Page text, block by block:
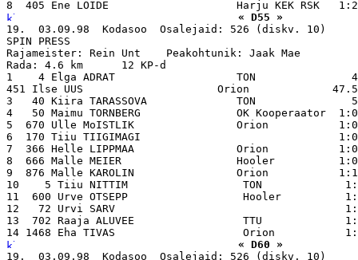
« D55 »
19.  03.09.98  Kodasoo  Osalejaid: 526 (diskv. 10)
SPIN PRESS
Rajameister: Rein Unt    Peakohtunik: Jaak Mae
Rada: 4.6 km      12 KP-d
1    4 Elga ADRAT                   TON
451 Ilse UUS                     Orion             47.57
3   40 Kiira TARASSOVA              TON
4   50 Maimu TORNBERG               OK Kooperaator
5  670 Ulle MoISTLIK                Orion
6  170 Tiiu TIIGIMAGI
7  366 Helle LIPPMAA                Orion
8  666 Malle MEIER                  Hooler
9  876 Malle KAROLIN                Orion
10    5 Tiiu NITTIM                  TON
11  600 Urve OTSEPP                  Hooler
12   72 Urvi SARV
13  702 Raaja ALUVEE                 TTU
« D60 »
19.  03.09.98  Kodasoo  Osalejaid: 526 (diskv. 10)